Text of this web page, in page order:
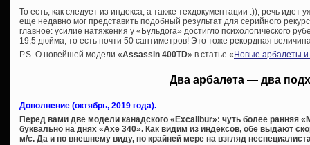
То есть, как следует из индекса, а также техдокументации :)), речь идет
еще недавно мог представить подобный результат для серийного
главное: усилие натяжения у «Бульдога» достигло психологического
19,5 дюйма, то есть почти 50 сантиметров! Это тоже рекордная
P.S. О новейшей модели «Assassin 400TD» в статье «Новые арбалеты и
Два арбалета — два
Дополнение (октябрь, 2019 года).
Перед вами две модели канадского «Excalibur»: чуть более ранняя
буквально на днях «Axe 340». Как видим из индексов, обе выдают
м/с. Да и по внешнему виду, по крайней мере на взгляд